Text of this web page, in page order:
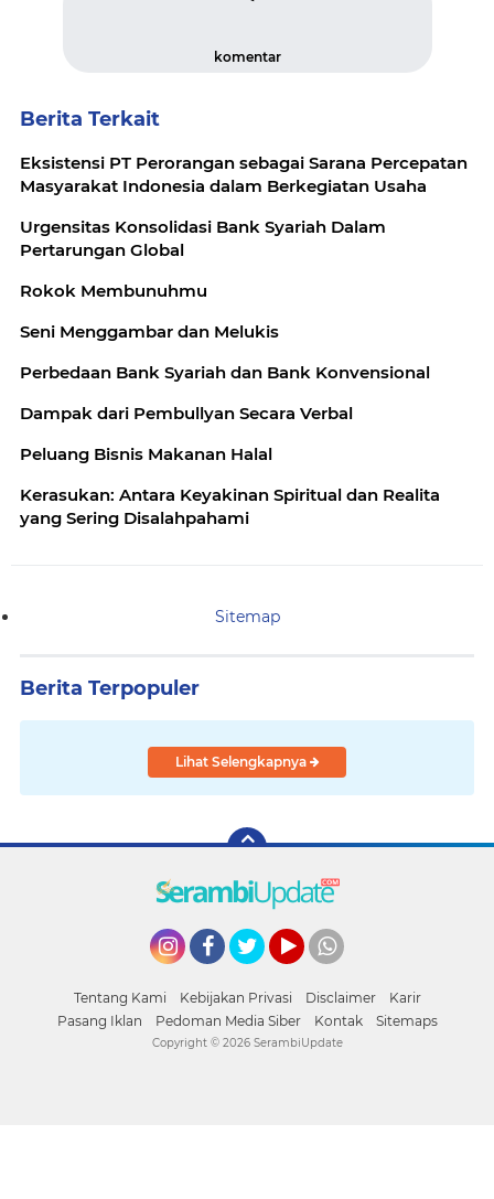
komentar
Berita Terkait
Eksistensi PT Perorangan sebagai Sarana Percepatan
Masyarakat Indonesia dalam Berkegiatan Usaha
Urgensitas Konsolidasi Bank Syariah Dalam
Pertarungan Global
Rokok Membunuhmu
Seni Menggambar dan Melukis
Perbedaan Bank Syariah dan Bank Konvensional
Dampak dari Pembullyan Secara Verbal
Peluang Bisnis Makanan Halal
Kerasukan: Antara Keyakinan Spiritual dan Realita
yang Sering Disalahpahami
Sitemap
Berita Terpopuler
Lihat Selengkapnya
Tentang Kami Kebijakan Privasi Disclaimer
Karir
Pasang Iklan
Pedoman Media Siber Kontak Sitemaps
Copyright © 2026 SerambiUpdate